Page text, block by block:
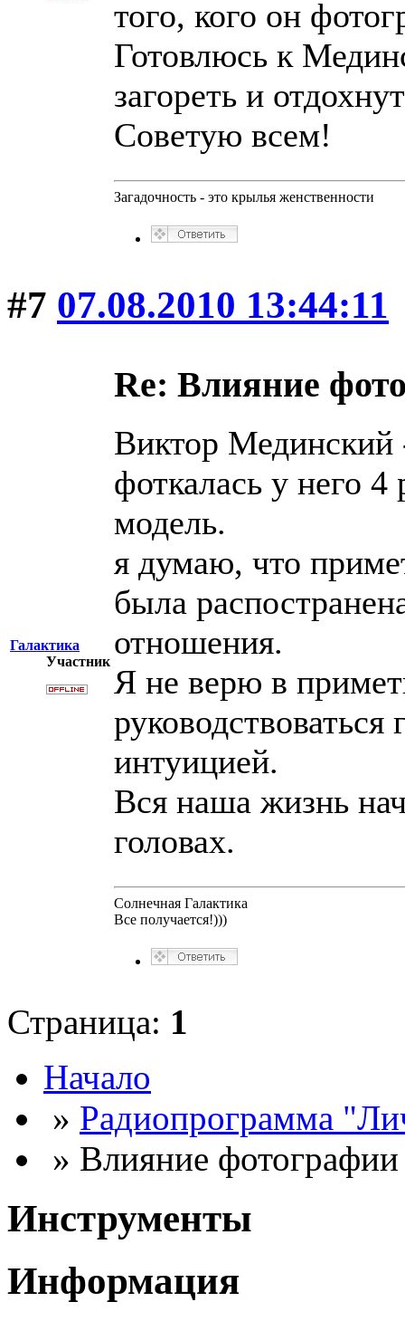
того, кого он
Готовлюсь к
загореть и
Советую всем!
Загадочность - это крылья женственности
#7 07.08.2010 13:44:11
Галактика
Участник
Re: Влияние
Виктор
фоткалась у него 4
модель.
я думаю, что
была
отношения.
Я не верю в
интуицией.
Вся наша жизнь
головах.
Солнечная Галактика
Все получается!)))
Страница: 1
Начало
» Радиопрограмма
» Влияние
Инструменты
Информация